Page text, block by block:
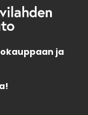
ja